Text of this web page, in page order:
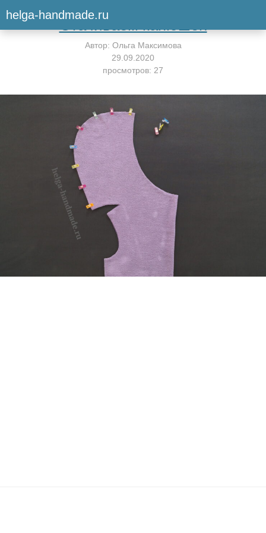
helga-handmade.ruВернуться к мастер-классу
Стачиваем капюшон
Автор: Ольга Максимова
29.09.2020
просмотров: 27